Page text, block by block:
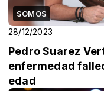
SOMOS
28/12/2023
Pedro Suarez
enfermedad
edad